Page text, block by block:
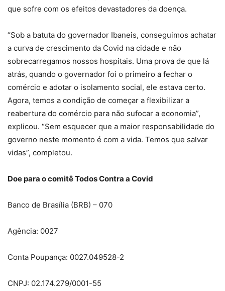
que sofre com os efeitos devastadores da doença.
“Sob a batuta do governador Ibaneis, conseguimos achatar
a curva de crescimento da Covid na cidade e não
sobrecarregamos nossos hospitais. Uma prova de que lá
atrás, quando o governador foi o primeiro a fechar o
comércio e adotar o isolamento social, ele estava certo.
Agora, temos a condição de começar a flexibilizar a
reabertura do comércio para não sufocar a economia”,
explicou. “Sem esquecer que a maior responsabilidade do
governo neste momento é com a vida. Temos que salvar
vidas”, completou.
Doe para o comitê Todos Contra a Covid
Banco de Brasília (BRB) – 070
Agência: 0027
Conta Poupança: 0027.049528-2
CNPJ: 02.174.279/0001-55